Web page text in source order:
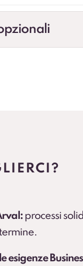
processi
esigenze